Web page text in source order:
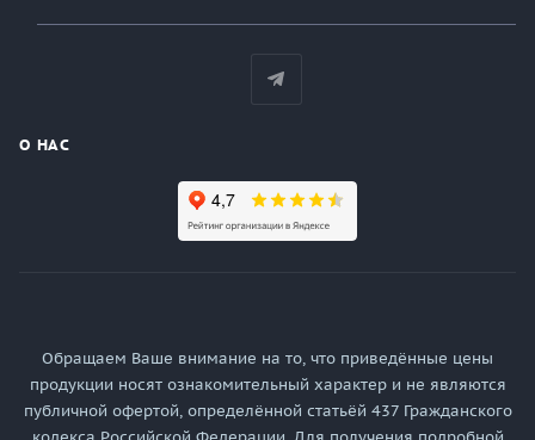
О НАС
Обращаем Ваше внимание на то, что приведённые цены
продукции носят ознакомительный характер и не являются
публичной офертой, определённой статьёй 437 Гражданского